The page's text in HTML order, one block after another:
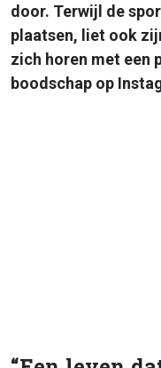
door. Terwijl de
plaatsen, liet ook
zich horen met een
boodschap op